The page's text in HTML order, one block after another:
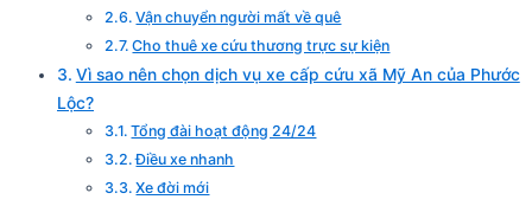
Vận chuyển người mất về quê
Cho thuê xe cứu thương trực sự kiện
Vì sao nên chọn dịch vụ xe cấp cứu xã Mỹ An của Phước
Lộc?
Tổng đài hoạt động 24/24
Điều xe nhanh
Xe đời mới